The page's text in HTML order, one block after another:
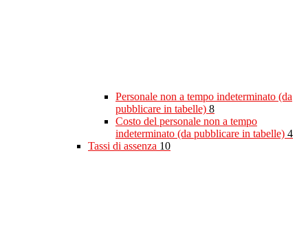
Personale non a tempo indeterminato (da
pubblicare in tabelle) 8
Costo del personale non a tempo
indeterminato (da pubblicare in tabelle) 4
Tassi di assenza 10